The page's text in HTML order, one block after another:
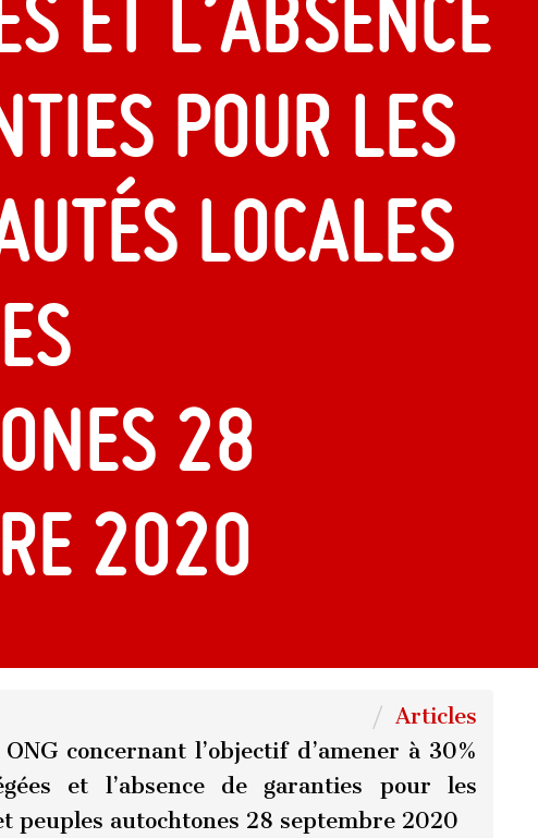
pour les
locales
28
2020
Articles
concernant l’objectif d’amener à 30%
et l’absence de garanties pour les
peuples autochtones 28 septembre 2020